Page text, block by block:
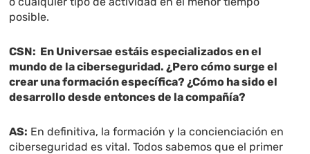
posible.
CSN: En Universae estáis especializados en el
mundo de la ciberseguridad. ¿Pero cómo surge el
crear una formación específica? ¿Cómo ha sido el
desarrollo desde entonces de la compañía?
AS: En definitiva, la formación y la concienciación en
ciberseguridad es vital. Todos sabemos que el primer